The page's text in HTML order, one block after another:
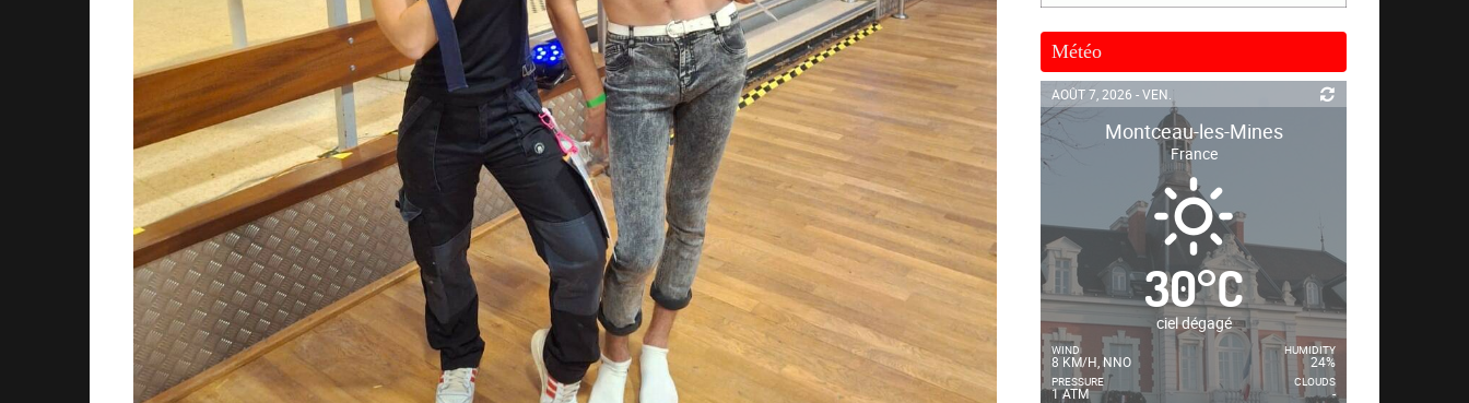
Météo
AOÛT 7, 2026 - VEN.
Montceau-les-Mines
France
30°C
ciel dégagé
WIND
8 KM/H, NNO
PRESSURE
1 ATM
HUMIDITY
24%
CLOUDS
-